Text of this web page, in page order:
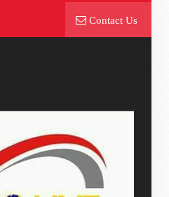
Contact Us